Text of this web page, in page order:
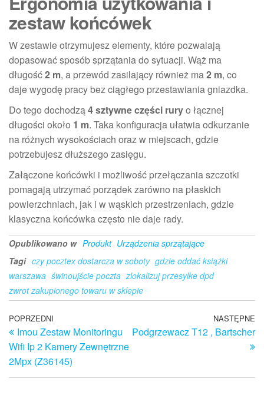
zestaw końcówek
W zestawie otrzymujesz elementy, które pozwalają
dopasować sposób sprzątania do sytuacji. Wąż ma
długość2 m, a przewód zasilający również ma2 m, co
daje wygodę pracy bez ciągłego przestawiania gniazdka.
Do tego dochodzą4 sztywne części ruryo łącznej
długości około 1 m. Taka konfiguracja ułatwia odkurzanie
na różnych wysokościach oraz w miejscach, gdzie
potrzebujesz dłuższego zasięgu.
Załączone końcówki i możliwość przełączania szczotki
pomagają utrzymać porządek zarówno na płaskich
powierzchniach, jak i w wąskich przestrzeniach, gdzie
klasyczna końcówka często nie daje rady.
Opublikowano w Produkt Urządzenia sprzątające
Tagi czy pocztex dostarcza w soboty gdzie oddać książki
warszawa świnoujście poczta zlokalizuj przesylke dpd
zwrot zakupionego towaru w sklepie
Nawigacja
wpisu
Poprzedni
wpis
POPRZEDNI
Imou Zestaw Monitoringu
Wifi Ip 2 Kamery Zewnętrzne
2Mpx (Z36145)
NASTĘPNE
Podgrzewacz T12 , Bartscher